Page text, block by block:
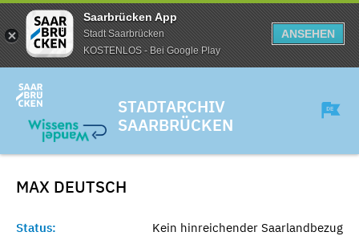
Saarbrücken App
Stadt Saarbrücken
KOSTENLOS - Bei Google Play
ANSEHEN
STADTARCHIV
SAARBRÜCKEN
MAX DEUTSCH
Status:
Kein hinreichender Saarlandbezug